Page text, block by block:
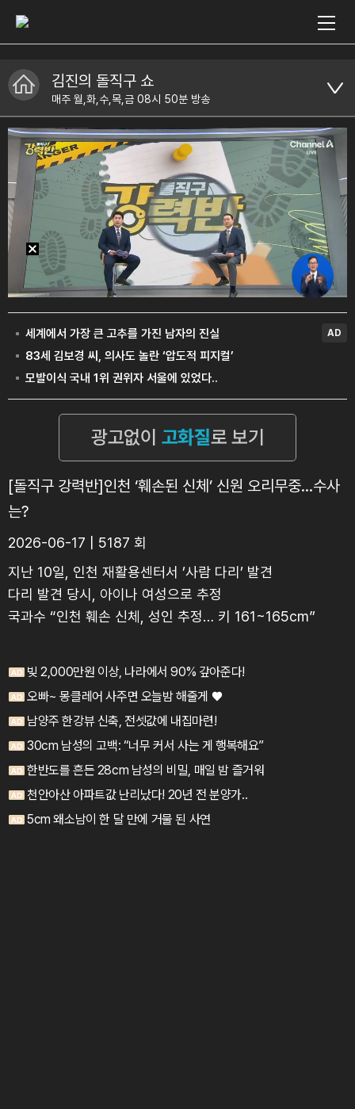
김진의 돌직구 쇼
매주 월,화,수,목,금 08시 50분 방송
[돌직구 강력반]인천 ‘훼손된 신체’ 신원 오리무중…수사
는?
2026-06-17 | 5187 회
지난 10일, 인천 재활용센터서 ’사람 다리’ 발견
다리 발견 당시, 아이나 여성으로 추정
국과수 “인천 훼손 신체, 성인 추정… 키 161~165cm”